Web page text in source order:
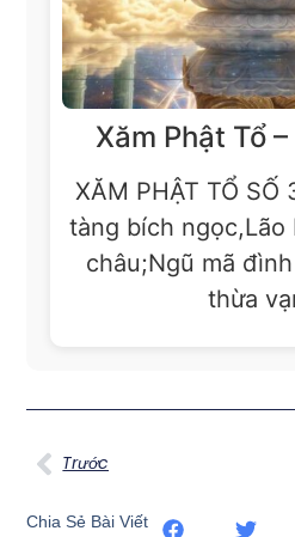
Xăm Phật Tổ
XĂM PHẬT TỔ SỐ
tàng bích ngọc,Lão
châu;Ngũ mã
thừa
Trước
Chia Sẻ Bài Viết